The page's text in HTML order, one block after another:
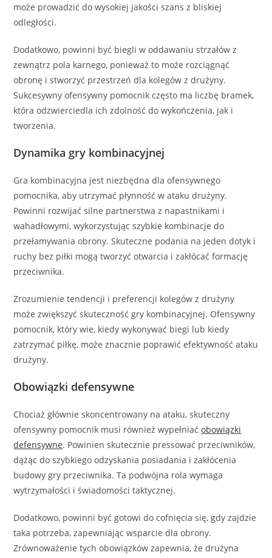
może prowadzić do wysokiej jakości szans z bliskiej
odległości.
Dodatkowo, powinni być biegli w oddawaniu strzałów z
zewnątrz pola karnego, ponieważ to może rozciągnąć
obronę i stworzyć przestrzeń dla kolegów z drużyny.
Sukcesywny ofensywny pomocnik często ma liczbę bramek,
która odzwierciedla ich zdolność do wykończenia, jak i
tworzenia.
Dynamika gry kombinacyjnej
Gra kombinacyjna jest niezbędna dla ofensywnego
pomocnika, aby utrzymać płynność w ataku drużyny.
Powinni rozwijać silne partnerstwa z napastnikami i
wahadłowymi, wykorzystując szybkie kombinacje do
przełamywania obrony. Skuteczne podania na jeden dotyk i
ruchy bez piłki mogą tworzyć otwarcia i zakłócać formację
przeciwnika.
Zrozumienie tendencji i preferencji kolegów z drużyny
może zwiększyć skuteczność gry kombinacyjnej. Ofensywny
pomocnik, który wie, kiedy wykonywać biegi lub kiedy
zatrzymać piłkę, może znacznie poprawić efektywność ataku
drużyny.
Obowiązki defensywne
Chociaż głównie skoncentrowany na ataku, skuteczny
ofensywny pomocnik musi również wypełniaćobowiązki
defensywne. Powinien skutecznie pressować przeciwników,
dążąc do szybkiego odzyskania posiadania i zakłócenia
budowy gry przeciwnika. Ta podwójna rola wymaga
wytrzymałości i świadomości taktycznej.
Dodatkowo, powinni być gotowi do cofnięcia się, gdy zajdzie
taka potrzeba, zapewniając wsparcie dla obrony.
Zrównoważenie tych obowiązków zapewnia, że drużyna